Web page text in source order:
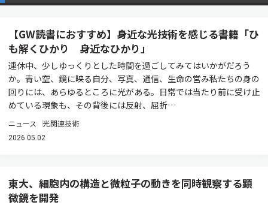
【GW読書におすすめ】身近な光技術を感じる書籍「ひ
も解くひかり 身近なひかり」
連休中、少しゆっくりとした時間を過ごしてみてはいかがだろう
か。青い空、鏡に映る自分、写真、通信、生命の営み――私たちの身の
回りには、あらゆるところに光がある。日常では当たり前に受け止
めている現象も、その背後には反射、屈折…
ニュース 光関連技術
2026.05.02
東大、細胞内の構造と微粒子の動きを同時観察する顕
微鏡を開発